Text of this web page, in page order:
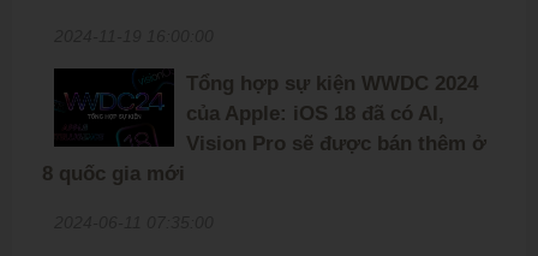
Tổng hợp sự kiện WWDC 2024
của Apple: iOS 18 đã có AI,
Vision Pro sẽ được bán thêm ở
8 quốc gia mới